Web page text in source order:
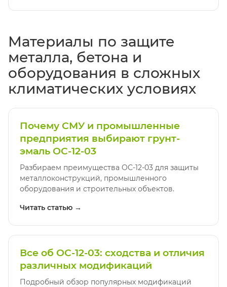
Материалы по защите
металла, бетона и
оборудования в сложных
климатических условиях
Почему СМУ и промышленные
предприятия выбирают грунт-
эмаль ОС-12-03
Разбираем преимущества ОС-12-03 для защиты
металлоконструкций, промышленного
оборудования и строительных объектов.
Читать статью →
Все об ОС-12-03: сходства и отличия
различных модификаций
Подробный обзор популярных модификаций